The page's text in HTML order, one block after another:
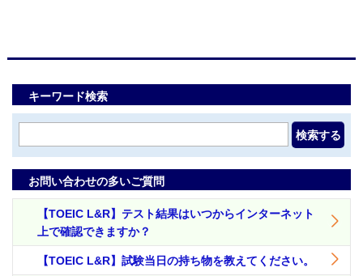
キーワード検索
検索する
お問い合わせの多いご質問
【TOEIC L&R】テスト結果はいつからインターネット
上で確認できますか？
【TOEIC L&R】試験当日の持ち物を教えてください。